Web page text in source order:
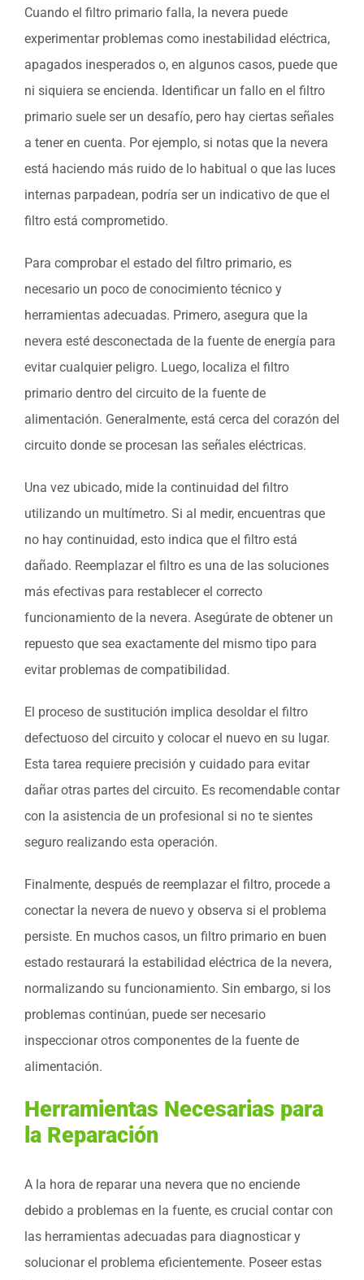
Cuando el filtro primario falla, la nevera puede
experimentar problemas como inestabilidad eléctrica,
apagados inesperados o, en algunos casos, puede que
ni siquiera se encienda. Identificar un fallo en el filtro
primario suele ser un desafío, pero hay ciertas señales
a tener en cuenta. Por ejemplo, si notas que la nevera
está haciendo más ruido de lo habitual o que las luces
internas parpadean, podría ser un indicativo de que el
filtro está comprometido.
Para comprobar el estado del filtro primario, es
necesario un poco de conocimiento técnico y
herramientas adecuadas. Primero, asegura que la
nevera esté desconectada de la fuente de energía para
evitar cualquier peligro. Luego, localiza el filtro
primario dentro del circuito de la fuente de
alimentación. Generalmente, está cerca del corazón del
circuito donde se procesan las señales eléctricas.
Una vez ubicado, mide la continuidad del filtro
utilizando un multímetro. Si al medir, encuentras que
no hay continuidad, esto indica que el filtro está
dañado. Reemplazar el filtro es una de las soluciones
más efectivas para restablecer el correcto
funcionamiento de la nevera. Asegúrate de obtener un
repuesto que sea exactamente del mismo tipo para
evitar problemas de compatibilidad.
El proceso de sustitución implica desoldar el filtro
defectuoso del circuito y colocar el nuevo en su lugar.
Esta tarea requiere precisión y cuidado para evitar
dañar otras partes del circuito. Es recomendable contar
con la asistencia de un profesional si no te sientes
seguro realizando esta operación.
Finalmente, después de reemplazar el filtro, procede a
conectar la nevera de nuevo y observa si el problema
persiste. En muchos casos, un filtro primario en buen
estado restaurará la estabilidad eléctrica de la nevera,
normalizando su funcionamiento. Sin embargo, si los
problemas continúan, puede ser necesario
inspeccionar otros componentes de la fuente de
alimentación.
Herramientas Necesarias para
la Reparación
A la hora de reparar una nevera que no enciende
debido a problemas en la fuente, es crucial contar con
las herramientas adecuadas para diagnosticar y
solucionar el problema eficientemente. Poseer estas